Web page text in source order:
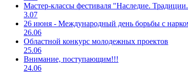
Мастер-классы фестиваля "Наследие.
3.07
26 июня - Международный день борьбы с
26.06
Областной конкурс молодежных проектов
25.06
Внимание, поступающим!!!
24.06